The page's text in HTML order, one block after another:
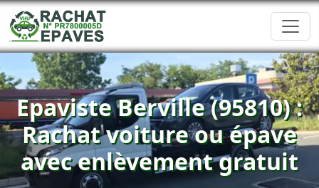
Epaviste Berville (95810) :
Rachat voiture ou épave
avec enlèvement gratuit